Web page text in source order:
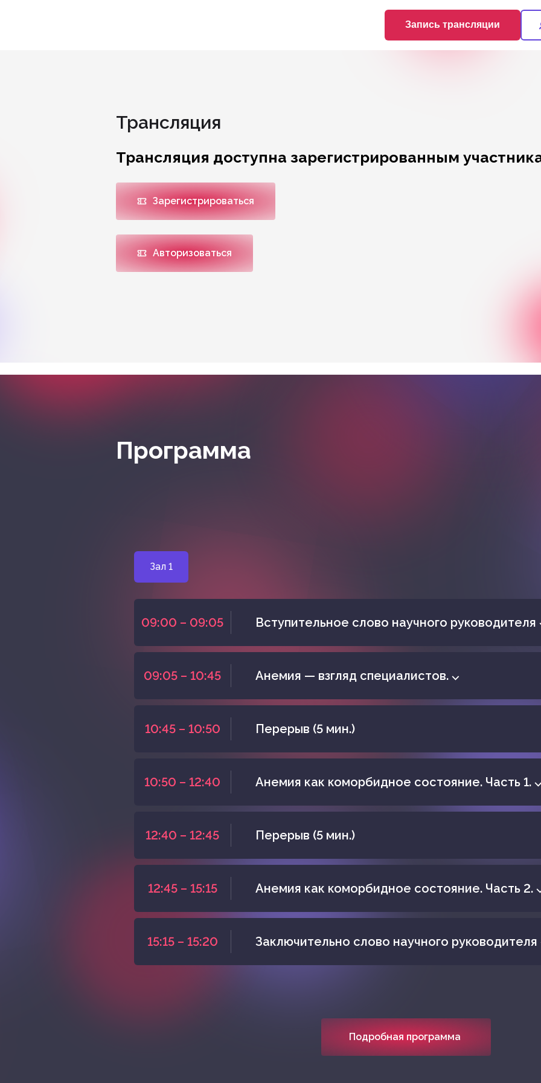
Запись трансляции
Трансляция
Трансляция доступна зарегистрированным
Зарегистрироваться
Авторизоваться
Программа
Зал 1
09:00 – 09:05 Вступительное слово научного руководителя
09:05 – 10:45 Анемия — взгляд специалистов. ⌵
10:45 – 10:50 Перерыв (5 мин.)
10:50 – 12:40 Анемия как коморбидное состояние. Часть 1. ⌵
12:40 – 12:45 Перерыв (5 мин.)
12:45 – 15:15 Анемия как коморбидное состояние. Часть 2.
15:15 – 15:20 Заключительно слово научного руководителя
Подробная программа